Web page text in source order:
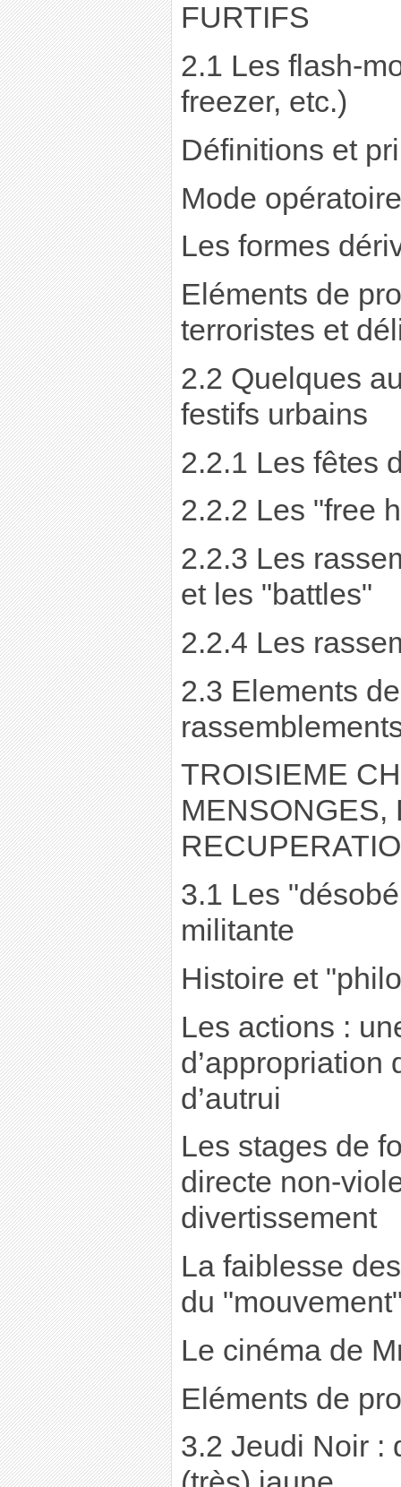
FURTIFS
2.1 Les flash-
freezer, etc.)
Définitions et
Mode opératoire
Les formes
Eléments de
terroristes et
2.2 Quelques
festifs urbains
2.2.1 Les fêtes
2.2.2 Les "free
2.2.3 Les
et les "battles"
2.2.4 Les
2.3 Elements
TROISIEME
MENSONGES,
3.1 Les
militante
Histoire et
Les actions :
d’appropriation
d’autrui
Les stages de
directe non-
divertissement
La faiblesse
du
Le cinéma de
Eléments de
3.2 Jeudi Noir :